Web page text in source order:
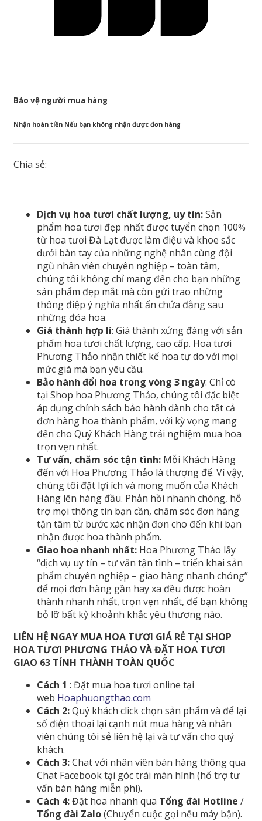
Bảo vệ người mua hàng
Nhận hoàn tiền Nếu bạn không nhận được đơn hàng
Chia sẻ:
Dịch vụ hoa tươi chất lượng, uy tín:Sản
phẩm hoa tươi đẹp nhất được tuyển chọn 100%
từ hoa tươi Đà Lạt được làm điệu và khoe sắc
dưới bàn tay của những nghệ nhân cùng đội
ngũ nhân viên chuyên nghiệp – toàn tâm,
chúng tôi không chỉ mang đến cho bạn những
sản phẩm đẹp mắt mà còn gửi trao những
thông điệp ý nghĩa nhất ẩn chứa đằng sau
những đóa hoa.
Giá thành hợp lí: Giá thành xứng đáng với sản
phẩm hoa tươi chất lượng, cao cấp. Hoa tươi
Phương Thảo nhận thiết kế hoa tự do với mọi
mức giá mà bạn yêu cầu.
Bảo hành đổi hoa trong vòng 3 ngày: Chỉ có
tại Shop hoa Phương Thảo, chúng tôi đặc biệt
áp dụng chính sách bảo hành dành cho tất cả
đơn hàng hoa thành phẩm, với kỳ vọng mang
đến cho Quý Khách Hàng trải nghiệm mua hoa
trọn vẹn nhất.
Tư vấn, chăm sóc tận tình: Mỗi Khách Hàng
đến với Hoa Phương Thảo là thượng đế. Vì vậy,
chúng tôi đặt lợi ích và mong muốn của Khách
Hàng lên hàng đầu. Phản hồi nhanh chóng, hỗ
trợ mọi thông tin bạn cần, chăm sóc đơn hàng
tận tâm từ bước xác nhận đơn cho đến khi bạn
nhận được hoa thành phẩm.
Giao hoa nhanh nhất: Hoa Phương Thảo lấy
“dịch vụ uy tín – tư vấn tận tình – triển khai sản
phẩm chuyên nghiệp – giao hàng nhanh chóng”
để mọi đơn hàng gần hay xa đều được hoàn
thành nhanh nhất, trọn vẹn nhất, để bạn không
bỏ lỡ bất kỳ khoảnh khắc yêu thương nào.
LIÊN HỆ NGAY MUA HOA TƯƠI GIÁ RẺ TẠI SHOP
HOA TƯƠI PHƯƠNG THẢO VÀ ĐẶT HOA TƯƠI
GIAO 63 TỈNH THÀNH TOÀN QUỐC
Cách 1 : Đặt mua hoa tươi online tại
web Hoaphuongthao.com
Cách 2:Quý khách click chọn sản phẩm và để lại
số điện thoại lại cạnh nút mua hàng và nhân
viên chúng tôi sẻ liên hệ lại và tư vấn cho quý
khách.
Cách 3:Chat với nhân viên bán hàng thông qua
Chat Facebook tại góc trái màn hình (hổ trợ tư
vấn bán hàng miễn phí).
Cách 4:Đặt hoa nhanh qua Tổng đài Hotline /
Tổng đài Zalo(Chuyển cuộc gọi nếu máy bận).